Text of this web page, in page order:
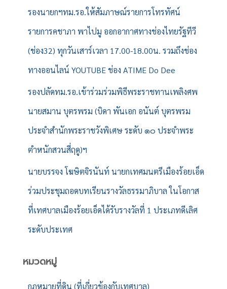
รองนายกฯทม.รอ.ให้สัมภาษณ์รายการโทรทัศน์
รายการคชาภา พาไปมู ออกอากาศทางช่องไทยรัฐทีวี
(ช่อง32) ทุกวันเสาร์เวลา 17.00-18.00น. รวมถึงช่อง
ทางออนไลน์ YOUTUBE ช่อง ATIME Do Dee
รองปลัดทม.รอ.เข้าร่วมร่วมพิธีพระราชทานเพลิงศพ
นายสมาน บุตรพรม (บิดา พันเอก อนันต์ บุตรพรม
ประจำสำนักพระราชวังพิเศษ ระดับ ๑๐ ประจำพระ
ตำหนักสวนสี่ฤดู)ฯ
นายบรรจง โฆษิตจิรนันท์ นายกเทศมนตรีเมืองร้อยเอ็ด
ร่วมประชุมถอดบทเรียนรางวัลธรรมาภิบาล ในโอกาส
ที่เทศบาลเมืองร้อยเอ็ดได้รับรางวัลที่ 1 ประเภทดีเลิศ
ระดับประเทศ
หมวดหมู่
กฎหมายที่ดิน (ที่เกี่ยวข้องกับเทศบาล)